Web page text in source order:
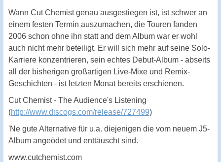
Wann Cut Chemist genau ausgestiegen ist, ist schwer an
einem festen Termin auszumachen, die Touren fanden
2006 schon ohne ihn statt and dem Album war er wohl
auch nicht mehr beteiligt. Er will sich mehr auf seine Solo-
Karriere konzentrieren, sein echtes Debut-Album - abseits
all der bisherigen großartigen Live-Mixe und Remix-
Geschichten - ist letzten Monat bereits erschienen.
Cut Chemist - The Audience's Listening
(http://www.discogs.com/release/727499)
'Ne gute Alternative für u.a. diejenigen die vom neuem J5-
Album angeödet und enttäuscht sind.
www.cutchemist.com